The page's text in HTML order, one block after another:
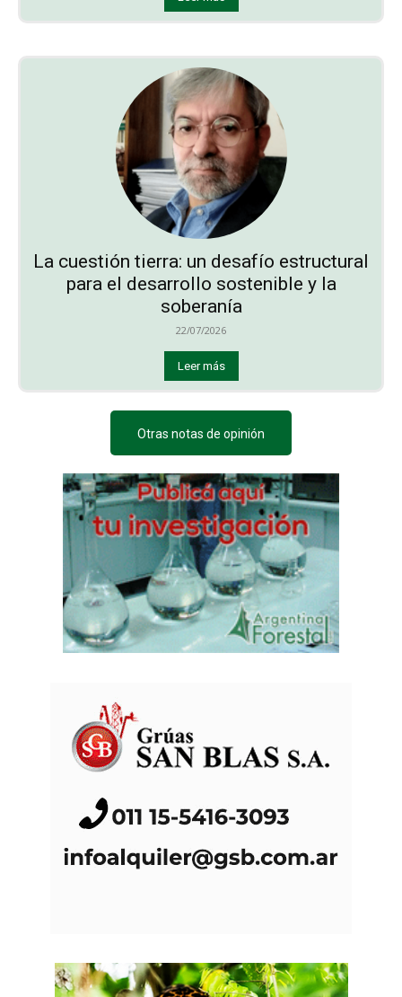
La cuestión tierra: un desafío estructural
para el desarrollo sostenible y la
soberanía
22/07/2026
Leer más
Otras notas de opinión